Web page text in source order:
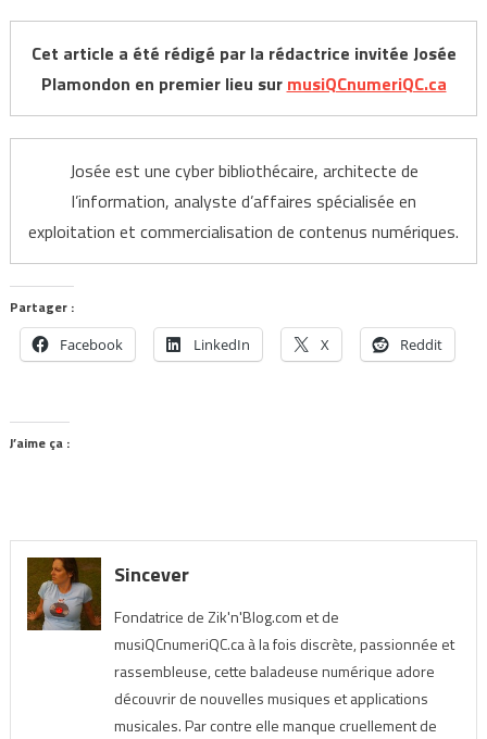
Cet article a été rédigé par la rédactrice invitée Josée
Plamondon en premier lieu sur musiQCnumeriQC.ca
Josée est une cyber bibliothécaire, architecte de
l’information, analyste d’affaires spécialisée en
exploitation et commercialisation de contenus numériques.
Partager :
Facebook LinkedIn X Reddit
J’aime ça :
Sincever
Fondatrice de Zik'n'Blog.com et de
musiQCnumeriQC.ca à la fois discrète, passionnée et
rassembleuse, cette baladeuse numérique adore
découvrir de nouvelles musiques et applications
musicales. Par contre elle manque cruellement de